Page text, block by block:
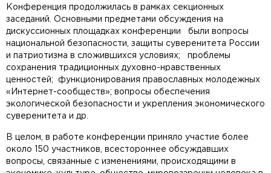
Конференция продолжилась в рамках секционных
заседаний. Основными предметами обсуждения на
дискуссионных площадках конференции были вопросы
национальной безопасности, защиты суверенитета России
и патриотизма в сложившихся условиях; проблемы
сохранения традиционных духовно-нравственных
ценностей; функционирования православных молодежных
«Интернет-сообществ»; вопросы обеспечения
экологической безопасности и укрепления экономического
суверенитета и др.
В целом, в работе конференции приняло участие более
около 150 участников, всестороннее обсуждавших
вопросы, связанные с изменениями, происходящими в